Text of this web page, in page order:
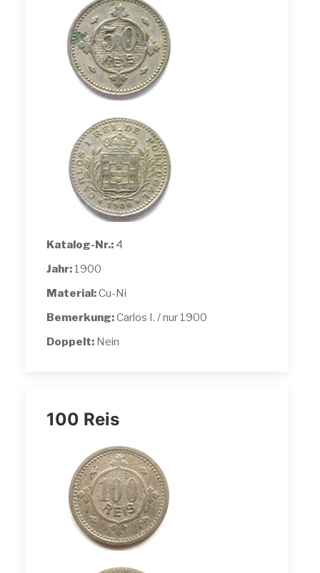
Katalog-Nr.: 4
Jahr: 1900
Material:Cu-Ni
Bemerkung:Carlos I. / nur 1900
Doppelt: Nein
100 Reis